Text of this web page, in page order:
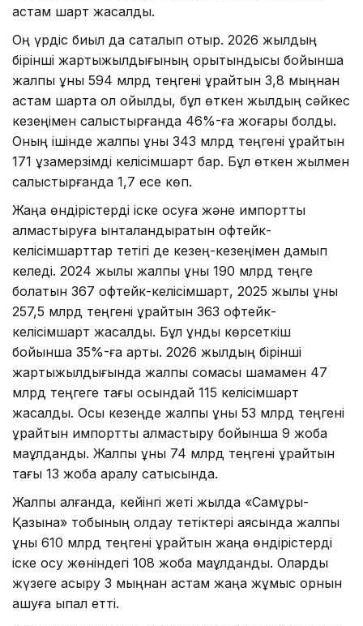
астам шарт жасалды.
Оң үрдіс биыл да сақталып отыр. 2026 жылдың
бірінші жартыжылдығының қорытындысы бойынша
жалпы құны 594 млрд теңгені құрайтын 3,8 мыңнан
астам шартқа қол қойылды, бұл өткен жылдың сәйкес
кезеңімен салыстырғанда 46%-ға жоғары болды.
Оның ішінде жалпы құны 343 млрд теңгені құрайтын
171 ұзақмерзімді келісімшарт бар. Бұл өткен жылмен
салыстырғанда 1,7 есе көп.
Жаңа өндірістерді іске қосуға және импортты
алмастыруға ынталандыратын офтейк-
келісімшарттар тетігі де кезең-кезеңімен дамып
келеді. 2024 жылы жалпы құны 190 млрд теңге
болатын 367 офтейк-келісімшарт, 2025 жылы құны
257,5 млрд теңгені құрайтын 363 офтейк-
келісімшарт жасалды. Бұл құндық көрсеткіш
бойынша 35%-ға артық. 2026 жылдың бірінші
жартыжылдығында жалпы сомасы шамамен 47
млрд теңгеге тағы осындай 115 келісімшарт
жасалды. Осы кезеңде жалпы құны 53 млрд теңгені
құрайтын импортты алмастыру бойынша 9 жоба
мақұлданды. Жалпы құны 74 млрд теңгені құрайтын
тағы 13 жоба қаралу сатысында.
Жалпы алғанда, кейінгі жеті жылда «Самұрық-
Қазына» тобының қолдау тетіктері аясында жалпы
құны 610 млрд теңгені құрайтын жаңа өндірістерді
іске қосу жөніндегі 108 жоба мақұлданды. Оларды
жүзеге асыру 3 мыңнан астам жаңа жұмыс орнын
ашуға ықпал етті.